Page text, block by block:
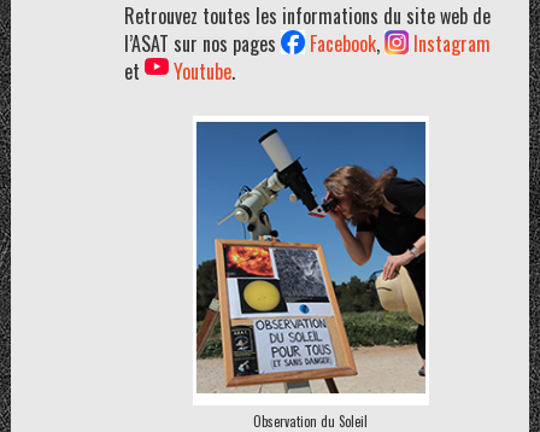
Retrouvez toutes les informations du site web de
l’ASAT sur nos pages
Facebook,
Instagram
et
Youtube.
Observation du Soleil